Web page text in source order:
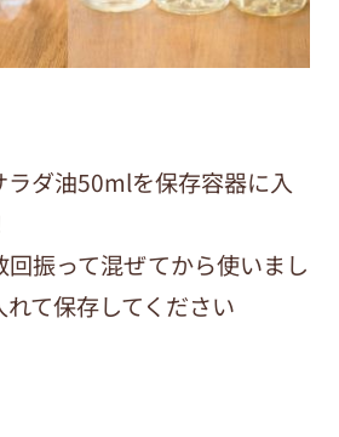
ダ油50mlを保存容器に入
振って混ぜてから使いまし
て保存してください